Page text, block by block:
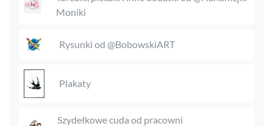
Moniki
Rysunki od @BobowskiART
Plakaty
Szydełkowe cuda od pracowni